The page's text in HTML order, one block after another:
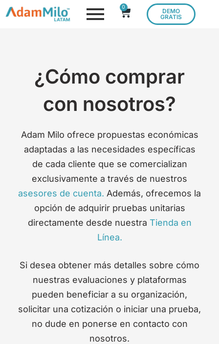
0
DEMO
GRATIS
¿Cómo comprar
con nosotros?
Adam Milo ofrece propuestas económicas
adaptadas a las necesidades específicas
de cada cliente que se comercializan
exclusivamente a través de nuestros
asesores de cuenta. Además, ofrecemos la
opción de adquirir pruebas unitarias
directamente desde nuestra Tienda en
Línea.
Si desea obtener más detalles sobre cómo
nuestras evaluaciones y plataformas
pueden beneficiar a su organización,
solicitar una cotización o iniciar una prueba,
no dude en ponerse en contacto con
nosotros.